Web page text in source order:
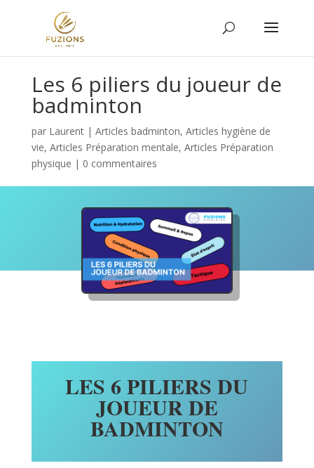
Les 6 piliers du joueur de
badminton
par Laurent| Articles badminton, Articles hygiène de
vie, Articles Préparation mentale, Articles Préparation
physique | 0 commentaires
LES 6 PILIERS DU
JOUEUR DE
BADMINTON